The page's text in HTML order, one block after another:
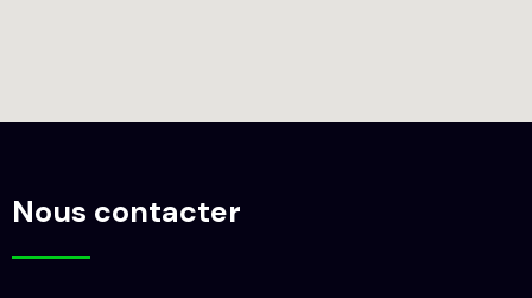
Nous contacter